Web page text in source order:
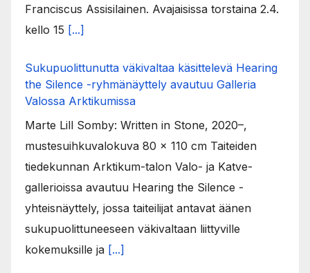
Franciscus Assisilainen. Avajaisissa torstaina 2.4.
kello 15 [...]
Sukupuolittunutta väkivaltaa käsittelevä Hearing
the Silence -ryhmänäyttely avautuu Galleria
Valossa Arktikumissa
Marte Lill Somby: Written in Stone, 2020–,
mustesuihkuvalokuva 80 x 110 cm Taiteiden
tiedekunnan Arktikum-talon Valo- ja Katve-
gallerioissa avautuu Hearing the Silence -
yhteisnäyttely, jossa taiteilijat antavat äänen
sukupuolittuneeseen väkivaltaan liittyville
kokemuksille ja [...]